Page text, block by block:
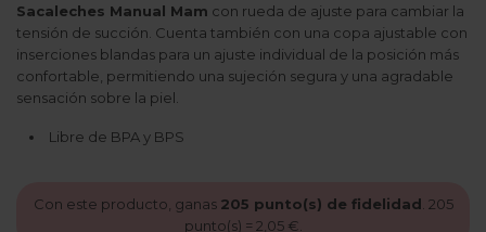
Sacaleches Manual Mam con rueda de ajuste para cambiar la
tensión de succión. Cuenta también con una copa ajustable con
inserciones blandas para un ajuste individual de la posición más
confortable, permitiendo una sujeción segura y una agradable
sensación sobre la piel.
Libre de BPA y BPS
Con este producto, ganas 205 punto(s) de fidelidad 205
punto(s) = 2,05 €